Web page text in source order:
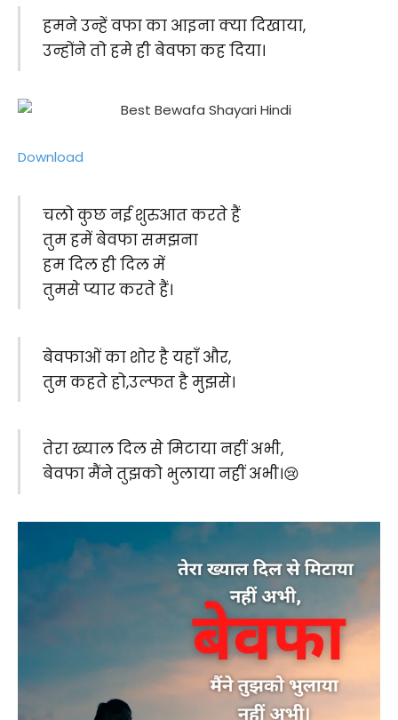
हमने उन्हें वफा का आइना क्या दिखाया,
उन्होंने तो हमे ही बेवफा कह दिया।
Download
चलो कुछ नई शुरुआत करते हैं
तुम हमें बेवफा समझना
हम दिल ही दिल में
तुमसे प्यार करते हैं।
बेवफाओं का शोर है यहाँ और,
तुम कहते हो,उल्फत है मुझसे।
तेरा ख्याल दिल से मिटाया नहीं अभी,
बेवफा मैंने तुझको भुलाया नहीं अभी।😢